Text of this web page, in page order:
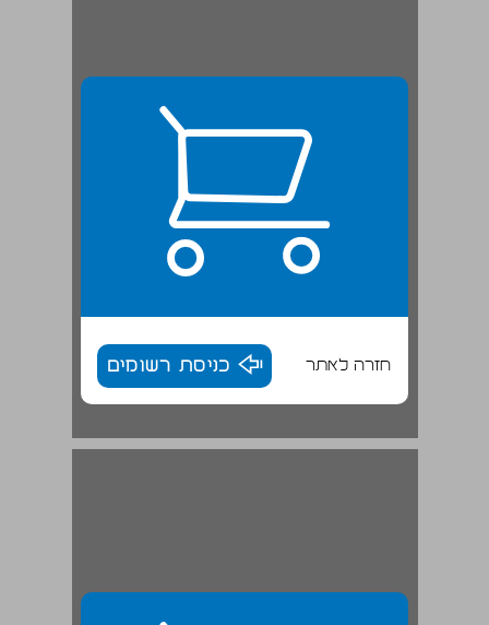
חזרה לאתר כניסת רשומים
ספניולית: השפה ... 19